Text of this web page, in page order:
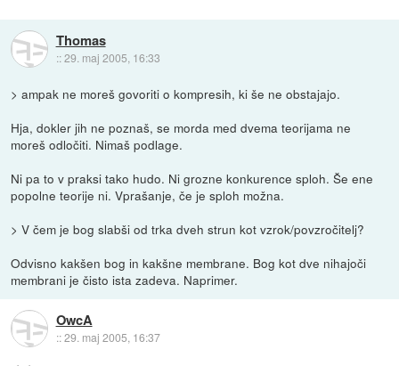
Thomas
::29. maj 2005, 16:33
> ampak ne moreš govoriti o kompresih, ki še ne obstajajo.
Hja, dokler jih ne poznaš, se morda med dvema teorijama ne
moreš odločiti. Nimaš podlage.
Ni pa to v praksi tako hudo. Ni grozne konkurence sploh. Še ene
popolne teorije ni. Vprašanje, če je sploh možna.
> V čem je bog slabši od trka dveh strun kot vzrok/povzročitelj?
Odvisno kakšen bog in kakšne membrane. Bog kot dve nihajoči
membrani je čisto ista zadeva. Naprimer.
OwcA
::29. maj 2005, 16:37